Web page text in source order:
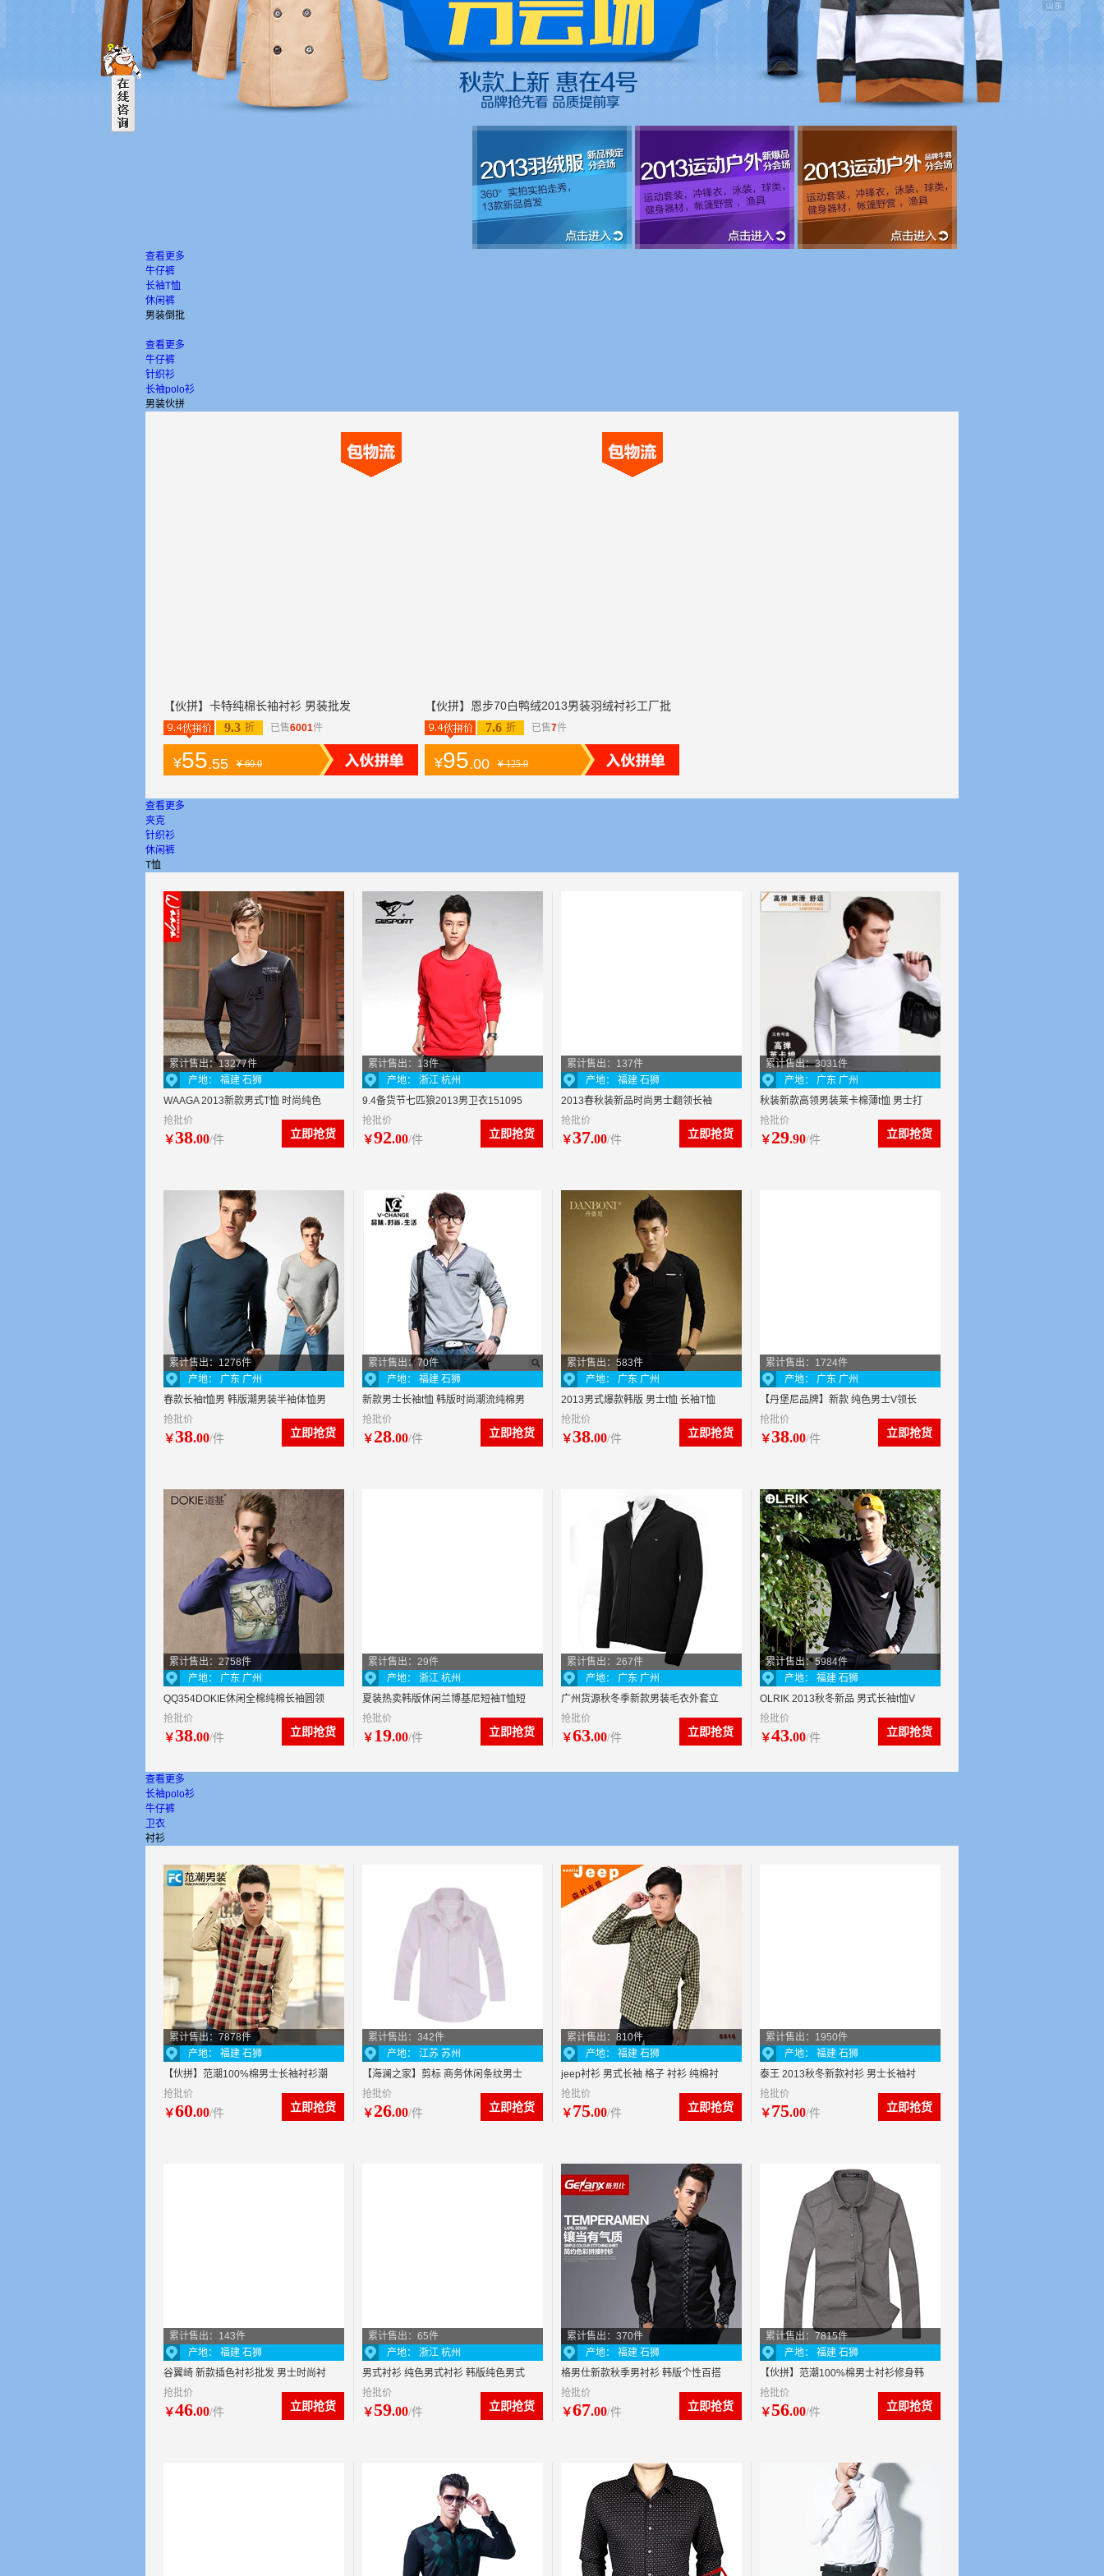
查看更多
牛仔裤
长袖T恤
休闲裤
男装倒批
查看更多
牛仔裤
针织衫
长袖polo衫
男装伙拼
【伙拼】卡特纯棉长袖衬衫 男装批发
9.3 折 已售6001件
¥55.55 ¥60.0
【伙拼】恩步70白鸭绒2013男装羽绒衬衫工厂批
发羽绒休闲格子衬衣
7.6 折 已售7件
¥95.00 ¥125.0
查看更多
夹克
针织衫
休闲裤
T恤
累计售出：13277件
产地： 福建 石狮
WAAGA 2013新款男式T恤 时尚纯色
男T恤 欧美休闲T恤 男
抢批价
￥38.00/件 立即抢货
累计售出：13件
产地： 浙江 杭州
9.4备货节七匹狼2013男卫衣151095
抢批价
￥92.00/件 立即抢货
累计售出：137件
产地： 福建 石狮
2013春秋装新品时尚男士翻领长袖
POLO衫 男款长袖t恤打底衫批发
抢批价
￥37.00/件 立即抢货
累计售出：3031件
产地： 广东 广州
秋装新款高领男装莱卡棉薄t恤 男士打
底t恤男T 酷衣购T恤 男3710
抢批价
￥ 29.90/件 立即抢货
累计售出：1276件
产地： 广东 广州
春款长袖t恤男 韩版潮男装半袖体恤男
士打底衫t恤男V领批发TS103
抢批价
￥38.00/件 立即抢货
累计售出：70件
产地： 福建 石狮
新款男士长袖t恤 韩版时尚潮流纯棉男
t恤批发 一件代发免代理费
抢批价
￥ 28.00/件 立即抢货
累计售出：583件
产地： 广东 广州
2013男式爆款韩版 男士t恤 长袖T恤
广州男装批发分销 体恤长袖t
抢批价
￥38.00/件 立即抢货
累计售出：1724件
产地： 广东 广州
【丹堡尼品牌】新款 纯色男士V领长
袖打底衫T恤 男士长袖T恤批发
抢批价
￥38.00/件 立即抢货
累计售出：2758件
产地： 广东 广州
QQ354DOKIE休闲全棉纯棉长袖圆领
男式T恤
抢批价
￥38.00/件 立即抢货
累计售出：29件
产地： 浙江 杭州
夏装热卖韩版休闲兰博基尼短袖T恤短
裤套装
抢批价
￥ 19.00/件 立即抢货
累计售出：267件
产地： 广东 广州
广州货源秋冬季新款男装毛衣外套立
领加厚拉链纯色针织衫开衫 男
抢批价
￥63.00/件 立即抢货
累计售出：5984件
产地： 福建 石狮
OLRIK 2013秋冬新品 男式长袖t恤V
领t恤莱卡棉男士t恤 批发
抢批价
￥43.00/件 立即抢货
查看更多
长袖polo衫
牛仔裤
卫衣
衬衫
累计售出：7878件
产地： 福建 石狮
【伙拼】范潮100%棉男士长袖衬衫潮
新品
抢批价
￥60.00/件 立即抢货
累计售出：342件
产地： 江苏 苏州
【海澜之家】剪标 商务休闲条纹男士
长袖衬衫 HNHD3H117-131C
抢批价
￥ 26.00/件 立即抢货
累计售出：810件
产地： 福建 石狮
jeep衬衫 男式长袖 格子 衬衫 纯棉衬
衫 新商务休闲 男长衫 代发
抢批价
￥ 75.00/件 立即抢货
累计售出：1950件
产地： 福建 石狮
泰王 2013秋冬新款衬衫 男士长袖衬
衫 纯棉插皮修身牛仔衬衣
抢批价
￥ 75.00/件 立即抢货
累计售出：143件
产地： 福建 石狮
谷翼崎 新款插色衬衫批发 男士时尚衬
衫男条纹拼接 长袖衬衫批发
抢批价
￥46.00/件 立即抢货
累计售出：65件
产地： 浙江 杭州
男式衬衫 纯色男式衬衫 韩版纯色男式
衬衫 批发韩版纯色男式衬衫
抢批价
￥59.00/件 立即抢货
累计售出：370件
产地： 福建 石狮
格男仕新款秋季男衬衫 韩版个性百搭
翻领男士衬衫 D075
抢批价
￥67.00/件 立即抢货
累计售出：7815件
产地： 福建 石狮
【伙拼】范潮100%棉男士衬衫修身韩
版
抢批价
￥56.00/件 立即抢货